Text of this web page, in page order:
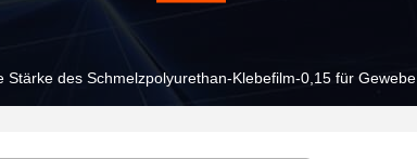
Stärke des Schmelzpolyurethan-Klebefilm-0,15 für Gewebe